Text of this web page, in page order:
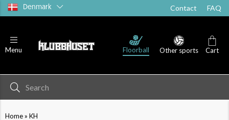
Denmark Contact FAQ
Menu Floorball Other sports Cart
Home» KH